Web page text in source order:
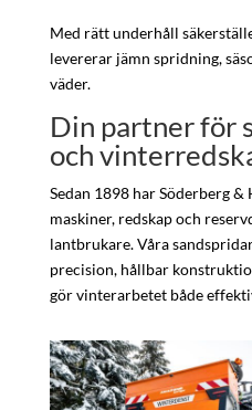
Med rätt underhåll
levererar jämn spridning,
väder.
Din partner för
och
Sedan 1898 har Söderberg
maskiner, redskap och
lantbrukare. Våra
precision, hållbar
gör vinterarbetet både